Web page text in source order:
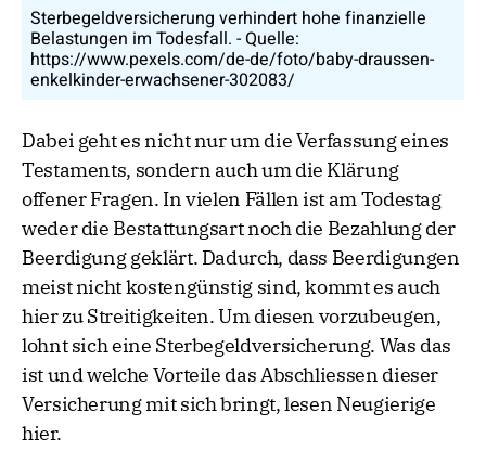
Sterbegeldversicherung verhindert hohe finanzielle
Belastungen im Todesfall. - Quelle:
https://www.pexels.com/de-de/foto/baby-draussen-
enkelkinder-erwachsener-302083/
Dabei geht es nicht nur um die Verfassung eines
Testaments, sondern auch um die Klärung
offener Fragen. In vielen Fällen ist am Todestag
weder die Bestattungsart noch die Bezahlung der
Beerdigung geklärt. Dadurch, dass Beerdigungen
meist nicht kostengünstig sind, kommt es auch
hier zu Streitigkeiten. Um diesen vorzubeugen,
lohnt sich eine Sterbegeldversicherung. Was das
ist und welche Vorteile das Abschliessen dieser
Versicherung mit sich bringt, lesen Neugierige
hier.